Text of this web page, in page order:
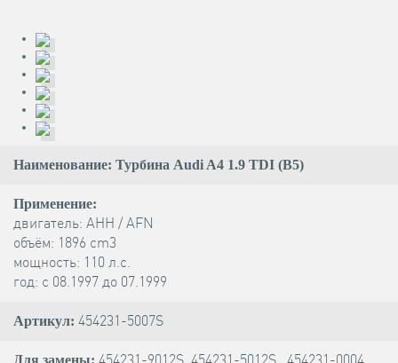
Наименование: Турбина Audi A4 1.9 TDI (B5)
Применение:
двигатель: AHH / AFN
объём: 1896 cm3
мощность: 110 л.с.
год: с 08.1997 до 07.1999
Артикул: 454231-5007S
Для замены: